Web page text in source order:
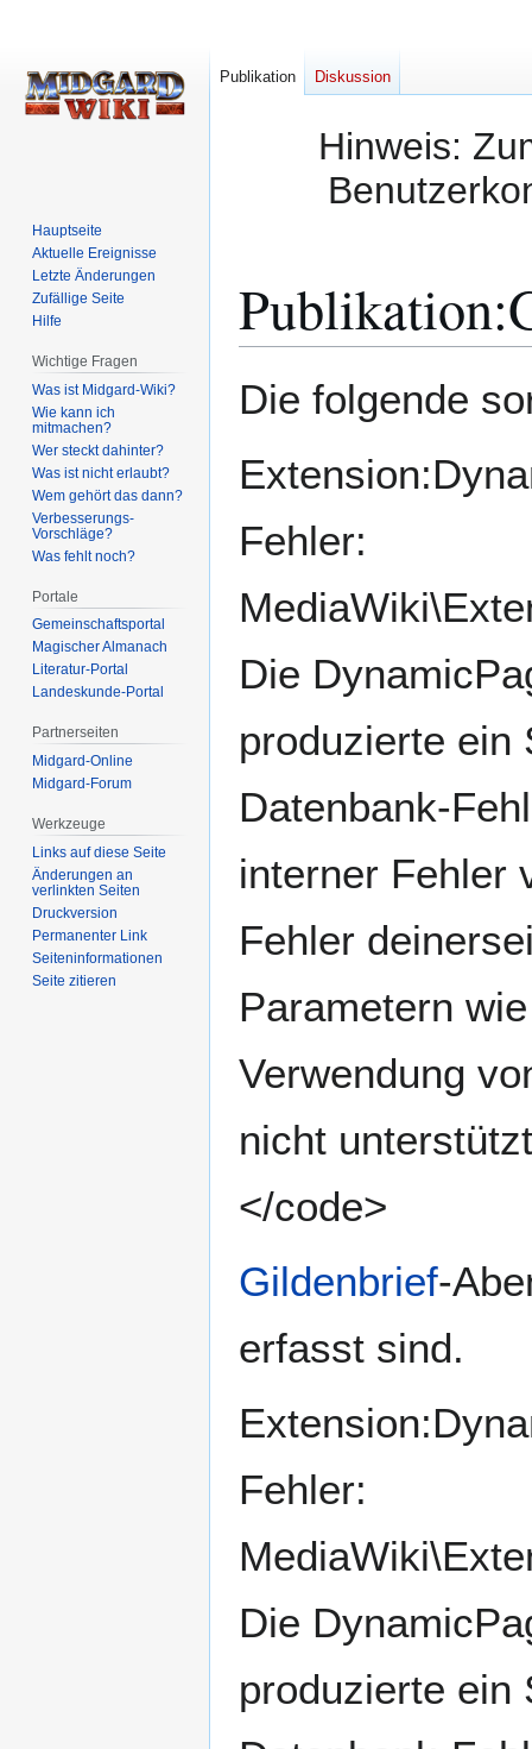
Hinweis:
Publikation:
Navigation
Suche
Die folgende
Fehler:
Die
produzierte ein
Datenbank-
interner Fehler
Fehler
Parametern
Verwendung
nicht
</code>
Gildenbrief-
erfasst sind.
Fehler:
Die
produzierte ein
Publikation Diskussion
Hauptseite
Aktuelle Ereignisse
Letzte Änderungen
Zufällige Seite
Hilfe
Wichtige Fragen
Was ist Midgard-Wiki?
Wie kann ich
mitmachen?
Wer steckt dahinter?
Was ist nicht erlaubt?
Wem gehört das dann?
Verbesserungs-
Vorschläge?
Was fehlt noch?
Portale
Gemeinschafts­portal
Magischer Almanach
Literatur-Portal
Landeskunde-Portal
Partnerseiten
Midgard-Online
Midgard-Forum
Werkzeuge
Links auf diese Seite
Änderungen an
verlinkten Seiten
Druckversion
Permanenter Link
Seiten­­informationen
Seite zitieren